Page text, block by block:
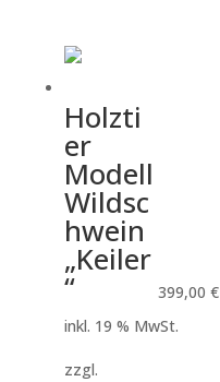
Holzti
er
Modell
Wildsc
hwein
„Keiler
“ 399,00€
inkl. 19 % MwSt.
zzgl.